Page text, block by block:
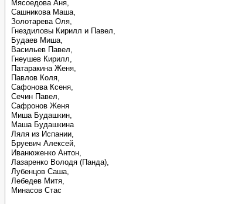
Мясоедова Аня,
Сашникова Маша,
Золотарева Оля,
Гнездиловы Кирилл и Павел,
Будаев Миша,
Васильев Павел,
Гнеушев Кирилл,
Патаракина Женя,
Павлов Коля,
Сафонова Ксеня,
Сечин Павел,
Сафронов Женя
Миша Будашкин,
Маша Будашкина
Ляля из Испании,
Бруевич Алексей,
Иванюженко Антон,
Лазаренко Володя (Панда),
Лубенцов Саша,
Лебедев Митя,
Минасов Стас